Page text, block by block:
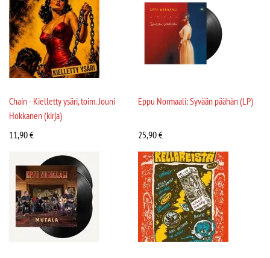
Chain - Kielletty ysäri, toim. Jouni
Hokkanen (kirja)
11,90€
Eppu Normaali: Syvään päähän (LP)
25,90€